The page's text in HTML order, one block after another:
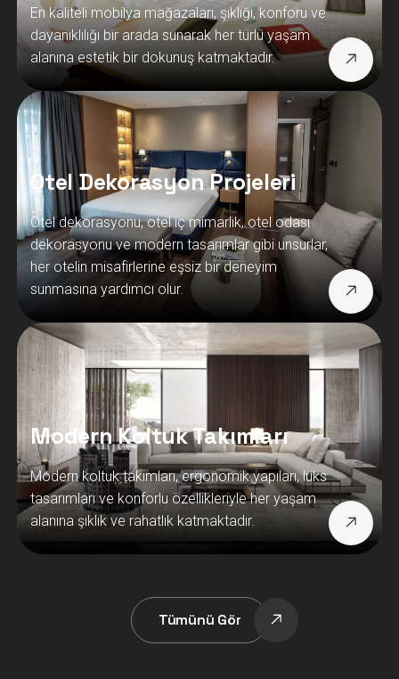
En kaliteli mobilya mağazaları, şıklığı, konforu ve
dayanıklılığı bir arada sunarak her türlü yaşam
alanına estetik bir dokunuş katmaktadır.
Otel Dekorasyon Projeleri
Otel dekorasyonu, otel iç mimarlık, otel odası
dekorasyonu ve modern tasarımlar gibi unsurlar,
her otelin misafirlerine eşsiz bir deneyim
sunmasına yardımcı olur.
Modern Koltuk Takımları
Modern koltuk takımları, ergonomik yapıları, lüks
tasarımları ve konforlu özellikleriyle her yaşam
alanına şıklık ve rahatlık katmaktadır.
Tümünü Gör